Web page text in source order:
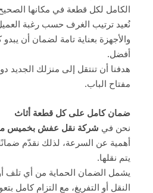
الكامل لكل قطعة في مكانها
نُعيد ترتيب الغرف حسب رغبة
والأجهزة بعناية تامة لضمان أن
أفضل.
هدفنا أن تنتقل إلى منزلك
مفتاح الباب.
ضمان كامل على كل قطعة أثاث
نحن في شركة نقل عفش بخميس
أهمية عن السرعة، لذلك نقدّم
يتم نقلها.
يشمل الضمان الحماية من أي تلف
النقل أو التفريغ، مع التزام